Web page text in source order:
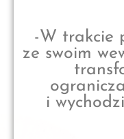
-W trakcie
ze swoim
i